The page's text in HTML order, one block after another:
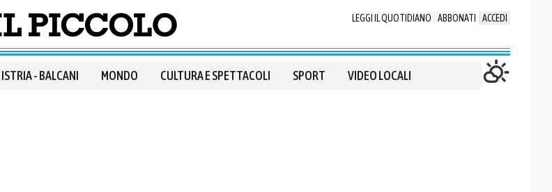
LEGGI IL QUOTIDIANO ABBONATI ACCEDI
ISTRIA - BALCANI MONDO CULTURA E SPETTACOLI SPORT VIDEO LOCALI